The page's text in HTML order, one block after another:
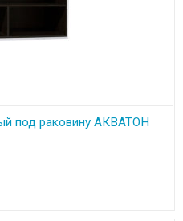
под раковину АКВАТОН